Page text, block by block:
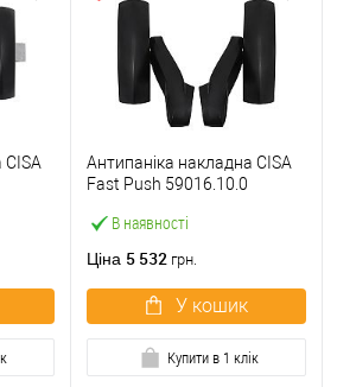
В наявності
Антипаніка накладна CISA
Fast Push 59016.10.0
штанги
Ціна 5 532 грн.
У кошик
Купити в 1 клік